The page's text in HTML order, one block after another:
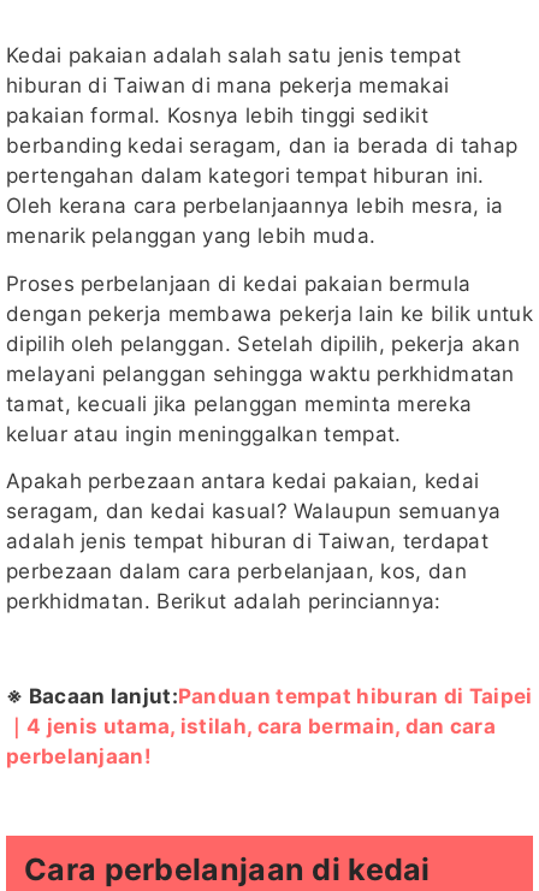
Kedai pakaian adalah salah satu jenis tempat
hiburan di Taiwan di mana pekerja memakai
pakaian formal. Kosnya lebih tinggi sedikit
berbanding kedai seragam, dan ia berada di tahap
pertengahan dalam kategori tempat hiburan ini.
Oleh kerana cara perbelanjaannya lebih mesra, ia
menarik pelanggan yang lebih muda.
Proses perbelanjaan di kedai pakaian bermula
dengan pekerja membawa pekerja lain ke bilik untuk
dipilih oleh pelanggan. Setelah dipilih, pekerja akan
melayani pelanggan sehingga waktu perkhidmatan
tamat, kecuali jika pelanggan meminta mereka
keluar atau ingin meninggalkan tempat.
Apakah perbezaan antara kedai pakaian, kedai
seragam, dan kedai kasual? Walaupun semuanya
adalah jenis tempat hiburan di Taiwan, terdapat
perbezaan dalam cara perbelanjaan, kos, dan
perkhidmatan. Berikut adalah perinciannya:
※ Bacaan lanjut:Panduan tempat hiburan di Taipei
｜4 jenis utama, istilah, cara bermain, dan cara
perbelanjaan!
Cara perbelanjaan di kedai